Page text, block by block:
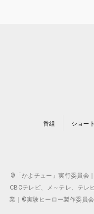
番組 ショート
©「かよチュー」実行委員会
CBCテレビ、メ～テレ、テ
業｜©実験ヒーロー製作委員